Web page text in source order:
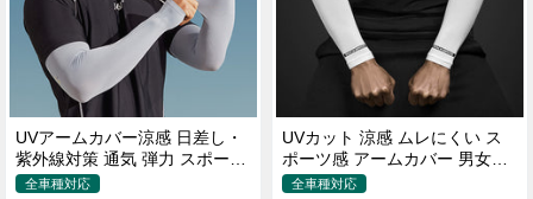
UVアームカバー涼感 日差し・
紫外線対策 通気 弾力 スポーツ
感 メンズ
全車種対応
UVカット 涼感 ムレにくい ス
ポーツ感 アームカバー 男女汎
用 xs-xxl
全車種対応